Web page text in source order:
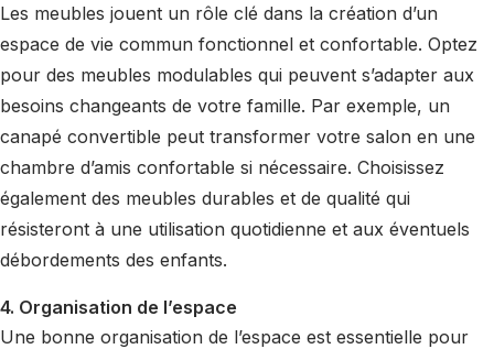
Les meubles jouent un rôle clé dans la création d’un
espace de vie commun fonctionnel et confortable. Optez
pour des meubles modulables qui peuvent s’adapter aux
besoins changeants de votre famille. Par exemple, un
canapé convertible peut transformer votre salon en une
chambre d’amis confortable si nécessaire. Choisissez
également des meubles durables et de qualité qui
résisteront à une utilisation quotidienne et aux éventuels
débordements des enfants.
4. Organisation de l’espace
Une bonne organisation de l’espace est essentielle pour